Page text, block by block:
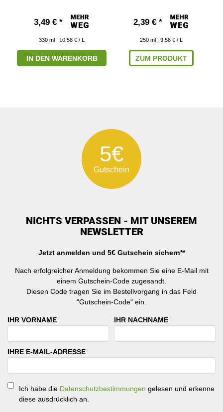
3,49 € *
330 ml | 10,58 € / L
IN DEN WARENKORB
2,39 € *
250 ml | 9,56 € / L
ZUM PRODUKT
5€
Gutschein
NICHTS VERPASSEN - MIT UNSEREM
NEWSLETTER
Jetzt anmelden und 5€ Gutschein sichern**
Nach erfolgreicher Anmeldung bekommen Sie eine E-Mail mit
einem Gutschein-Code zugesandt.
Diesen Code tragen Sie im Bestellvorgang in das Feld
"Gutschein-Code" ein.
IHR VORNAME IHR NACHNAME
IHRE E-MAIL-ADRESSE
Ich habe die Datenschutzbestimmungen gelesen und erkenne
diese ausdrücklich an.